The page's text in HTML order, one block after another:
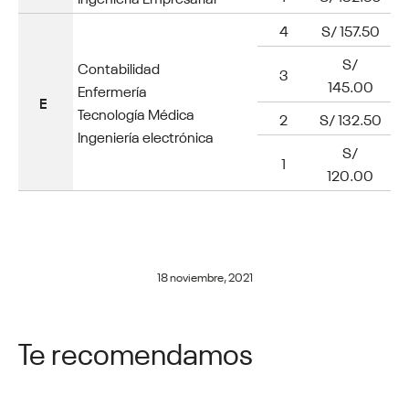
E
Contabilidad
Enfermería
Tecnología Médica
Ingeniería electrónica
4
S/ 157.50
3
S/
145.00
2
S/ 132.50
1
S/
120.00
18 noviembre, 2021
Te recomendamos